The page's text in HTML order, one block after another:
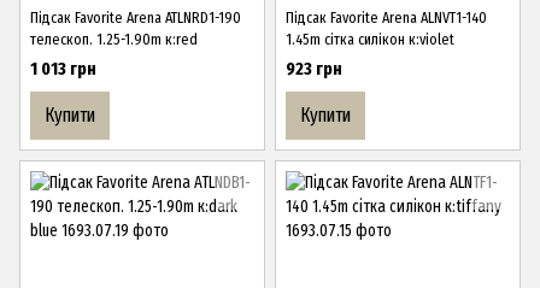
Підсак Favorite Arena ATLNRD1-190
телескоп. 1.25-1.90m к:red
1 013 грн
Купити
Підсак Favorite Arena ALNVT1-140
1.45m сітка силікон к:violet
923 грн
Купити